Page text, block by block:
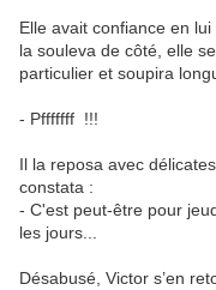
Elle avait confiance en
la souleva de côté, elle
particulier et soupira
- Pfffffff !!!
Il la reposa avec
constata :
- C'est peut-être pour
les jours...
Désabusé, Victor s’en